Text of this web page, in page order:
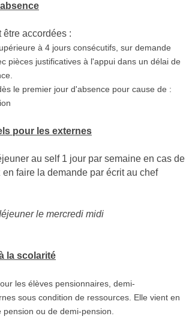
être accordées :
à 4 jours consécutifs, sur demande
pièces justificatives à l'appui dans un délai de
le premier jour d'absence pour cause de :
pour les externes
au self 1 jour par semaine en cas de
en faire la demande par écrit au chef
le mercredi midi
la scolarité
les élèves pensionnaires, demi-
sous condition de ressources. Elle vient en
ou de demi-pension.